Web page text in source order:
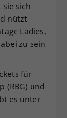
sich
nützt
Ladies,
zu sein
für
(RBG) und
es unter